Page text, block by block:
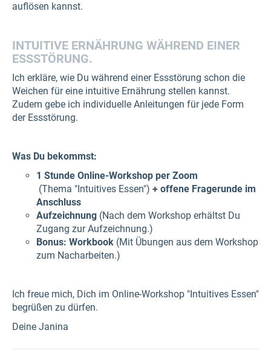
auflösen kannst.
INTUITIVE ERNÄHRUNG WÄHREND EINER
ESSSTÖRUNG.
Ich erkläre, wie Du während einer Essstörung schon die
Weichen für eine intuitive Ernährung stellen kannst.
Zudem gebe ich individuelle Anleitungen für jede Form
der Essstörung.
Was Du bekommst:
1 Stunde Online-Workshop per Zoom
(Thema "Intuitives Essen") + offene Fragerunde im
Anschluss
Aufzeichnung (Nach dem Workshop erhältst Du
Zugang zur Aufzeichnung.)
Bonus: Workbook (Mit Übungen aus dem Workshop
zum Nacharbeiten.)
Ich freue mich, Dich im Online-Workshop "Intuitives Essen"
begrüßen zu dürfen.
Deine Janina